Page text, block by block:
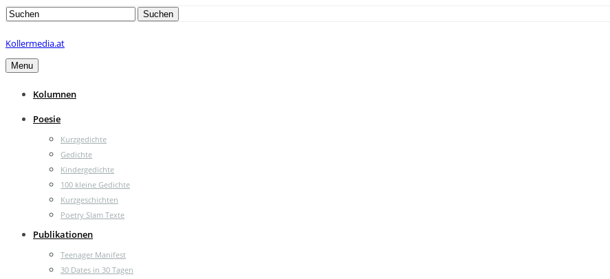
Search
Suchen
Kollermedia.at
Menu
Kolumnen
Poesie
Kurzgedichte
Gedichte
Kindergedichte
100 kleine Gedichte
Kurzgeschichten
Poetry Slam Texte
Publikationen
Teenager Manifest
30 Dates in 30 Tagen